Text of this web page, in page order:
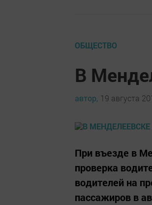
ОБЩЕСТВО
В
автор, 19 августа
При въезде в
проверка
водителей на
пассажиров в